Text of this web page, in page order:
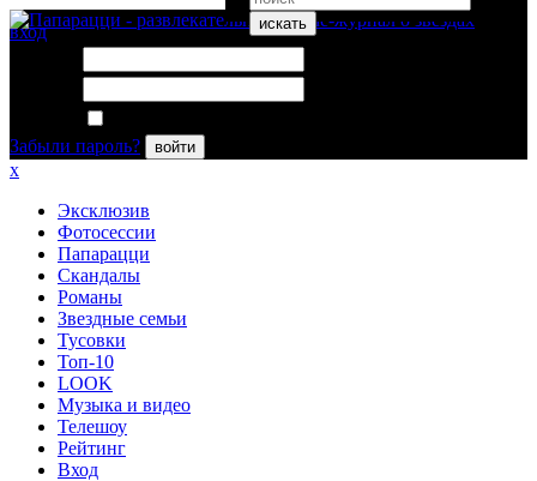
искать
вход
Забыли пароль?
войти
x
Эксклюзив
Фотосессии
Папарацци
Скандалы
Романы
Звездные семьи
Тусовки
Топ-10
LOOK
Музыка и видео
Телешоу
Рейтинг
Вход